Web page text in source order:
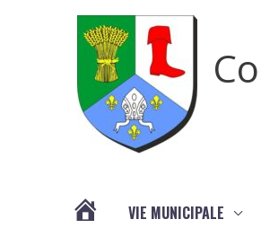
VIE MUNICIPALE